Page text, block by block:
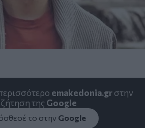
emakedonia.grστην
της Google
το στην Google